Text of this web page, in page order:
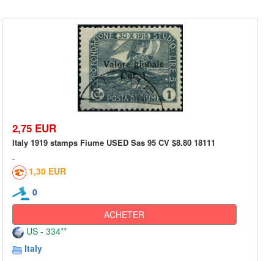
2,75 EUR
Italy 1919 stamps Fiume USED Sas 95 CV $8.80 18111
1,30 EUR
0
ACHETER
US - 334**
Italy